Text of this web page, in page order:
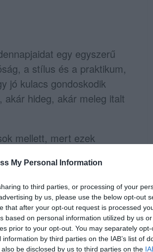
My Personal Information
to third parties, or processing of your
by us, please use the below opt-out
that after your opt-out request is processed
based on personal information utilized by us
prior to your opt-out. You may separately
by third parties on the IAB’s list of
be disclosed by us to third parties on the
egy egyszerű
a stílus és a praktikum,
jó kulacs gondoskodik
akár hideg, akár meleg italt
mellett, mert ezek
egy hosszú nap során.
hogyan tartsuk
szigetelt kulacsok
teszik, amikor úton vagy.
erre, hiszen órákon át